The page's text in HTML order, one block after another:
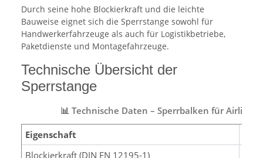
Durch seine hohe Blockierkraft und die leichte
Bauweise eignet sich die Sperrstange sowohl für
Handwerkerfahrzeuge als auch für Logistikbetriebe,
Paketdienste und Montagefahrzeuge.
Technische Übersicht der
Sperrstange
📊 Technische Daten – Sperrbalken für Airline-
Eigenschaft
Blockierkraft (DIN EN 12195-1)